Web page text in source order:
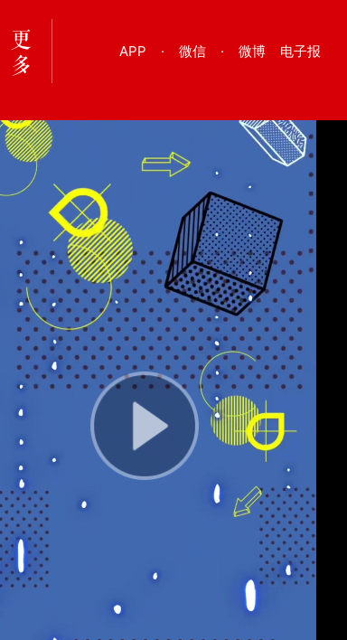
APP · 微信 · 微博 电子报
Play
Video